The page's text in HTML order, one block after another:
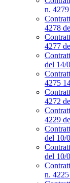
n.
4278
4277
del 14/
4275
4272
4229
del 10/
del 10/
n.